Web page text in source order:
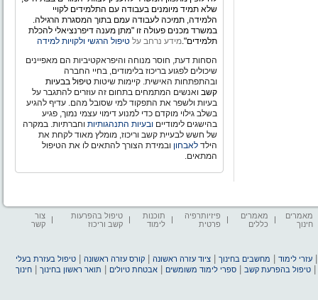
שלא תמיד מיומנים בעבודה עם התלמידים לקויי
הלמידה, תמיכה לעבודה עמם בתוך המסגרת הרגילה.
במשרד מכנים פעולה זו "מתן מענה דיפרנציאלי להכלת
תלמידים".מידע נרחב על טיפול הרגשי ולקויות למידה
הסחות דעת, חוסר מנוחה והיפראקטיביות הם מאפיינים
שיכולים לפגוע בריכוז בלימודים, בחיי החברה
ובהתפתחות האישית. קיימות שיטות טיפול בבעיות
קשב ואנשים המתמחים בתחום זה עוזרים להתגבר על
בעיות ולשפר את התפקוד למי שסובל מהם. עדיף להגיע
בשלב גילוי מוקדם כדי למנוע דימוי עצמי נמוך, פגיע
בהישגים לימודיים ובעיות התנהגותיות וחברתיות. במקרה
של חשש לבעיית קשב וריכוז, מומלץ מאוד לקחת את
הילד לאבחון ובמידת הצורך להתאים לו את הטיפול
המתאים.
מאמרים
חינוך
מאמרים
כללים
פיזיותרפיה
פרטית
תוכנות
לימוד
טיפול בהפרעות
קשב וריכוז
צור
קשר
עזרי לימוד מחשבים בחינוך |ציוד עזרה ראשונה |קורס עזרה ראשונה |טיפול בעזרת בעלי
|טיפול בהפרעת קשב |ספרי לימוד משומשים |אבטחת טיולים תואר ראשון בחינוך |חינוך